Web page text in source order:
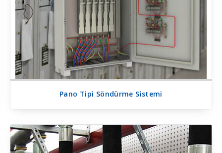
Pano Tipi Söndürme Sistemi